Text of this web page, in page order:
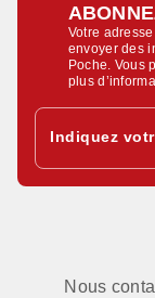
Votre
envoyer des
Poche. Vous
plus
Indiquez
Nous